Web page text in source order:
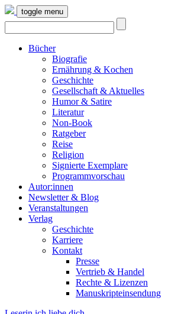
toggle menu
Bücher
Biografie
Ernährung & Kochen
Geschichte
Gesellschaft & Aktuelles
Humor & Satire
Literatur
Non-Book
Ratgeber
Reise
Religion
Signierte Exemplare
Programmvorschau
Autor:innen
Newsletter & Blog
Veranstaltungen
Verlag
Geschichte
Karriere
Kontakt
Presse
Vertrieb & Handel
Rechte & Lizenzen
Manuskripteinsendung